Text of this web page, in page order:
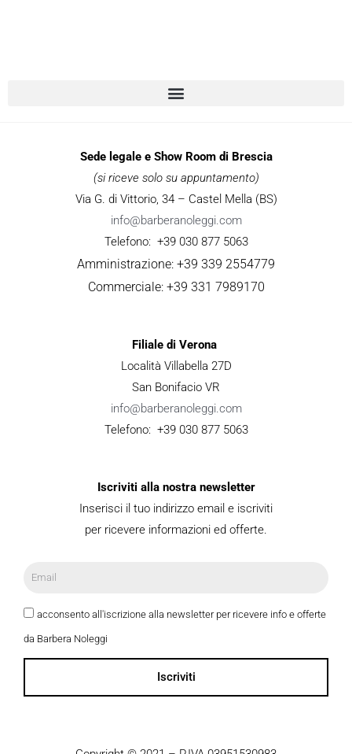
Sede legale e Show Room di Brescia
(si riceve solo su appuntamento)
Via G. di Vittorio, 34 – Castel Mella (BS)
info@barberanoleggi.com
Telefono: +39 030 877 5063
Amministrazione: +39 339 2554779
Commerciale: +39 331 7989170
Filiale di Verona
Località Villabella 27D
San Bonifacio VR
info@barberanoleggi.com
Telefono: +39 030 877 5063
Iscriviti alla nostra newsletter
Inserisci il tuo indirizzo email e iscriviti
per ricevere informazioni ed offerte.
acconsento all'iscrizione alla newsletter per ricevere info e offerte
da Barbera Noleggi
Iscriviti